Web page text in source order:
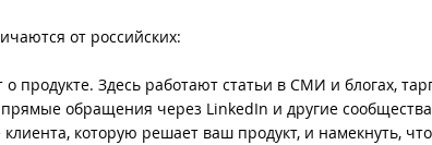
от российских:
продукте. Здесь работают статьи в СМИ и блогах,
обращения через LinkedIn и другие
которую решает ваш продукт, и намекнуть, что